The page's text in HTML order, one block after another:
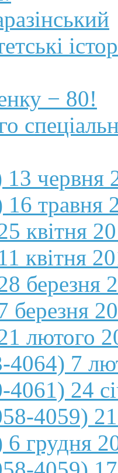
− 80!
червня
травня
квітня
квітня
березня
лютого
7
24
4059) 21
грудня